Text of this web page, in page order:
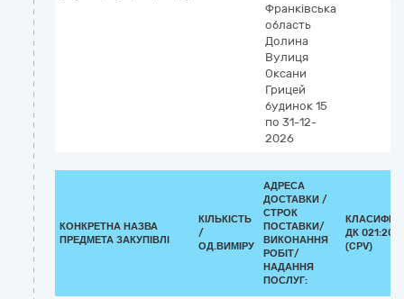
Франківська
область
Долина
Вулиця
Оксани
Грицей
будинок 15
по 31-12-
2026
КОНКРЕТНА НАЗВА
ПРЕДМЕТА ЗАКУПІВЛІ
КІЛЬКІСТЬ
/
ОД.ВИМІРУ
АДРЕСА
ДОСТАВКИ /
СТРОК
ПОСТАВКИ/
ВИКОНАННЯ
РОБІТ/
НАДАННЯ
ПОСЛУГ:
ДК 021:2015
(CPV)